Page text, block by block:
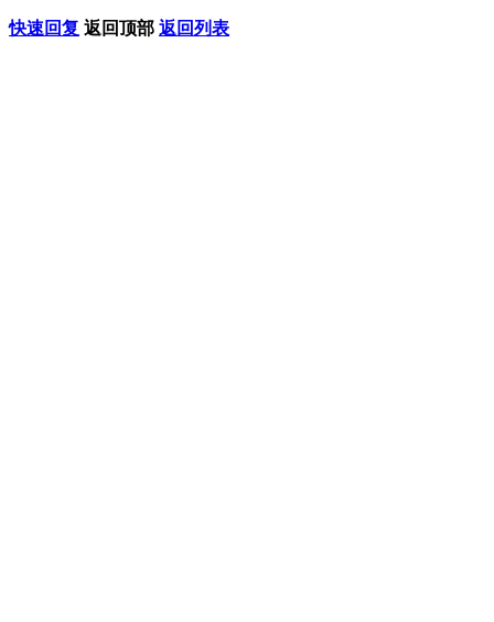
快速回复 返回顶部 返回列表